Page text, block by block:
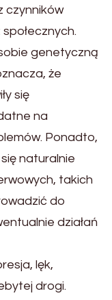
czynników
genetyczną
że
się
na
Ponadto,
naturalnie
takich
do
działań
lęk,
drogi.